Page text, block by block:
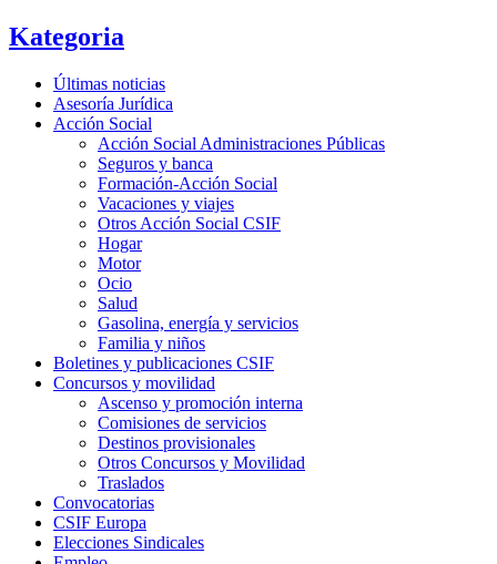
Kategoria
Últimas noticias
Asesoría Jurídica
Acción Social
Acción Social Administraciones Públicas
Seguros y banca
Formación-Acción Social
Vacaciones y viajes
Otros Acción Social CSIF
Hogar
Motor
Ocio
Salud
Gasolina, energía y servicios
Familia y niños
Boletines y publicaciones CSIF
Concursos y movilidad
Ascenso y promoción interna
Comisiones de servicios
Destinos provisionales
Otros Concursos y Movilidad
Traslados
Convocatorias
CSIF Europa
Elecciones Sindicales